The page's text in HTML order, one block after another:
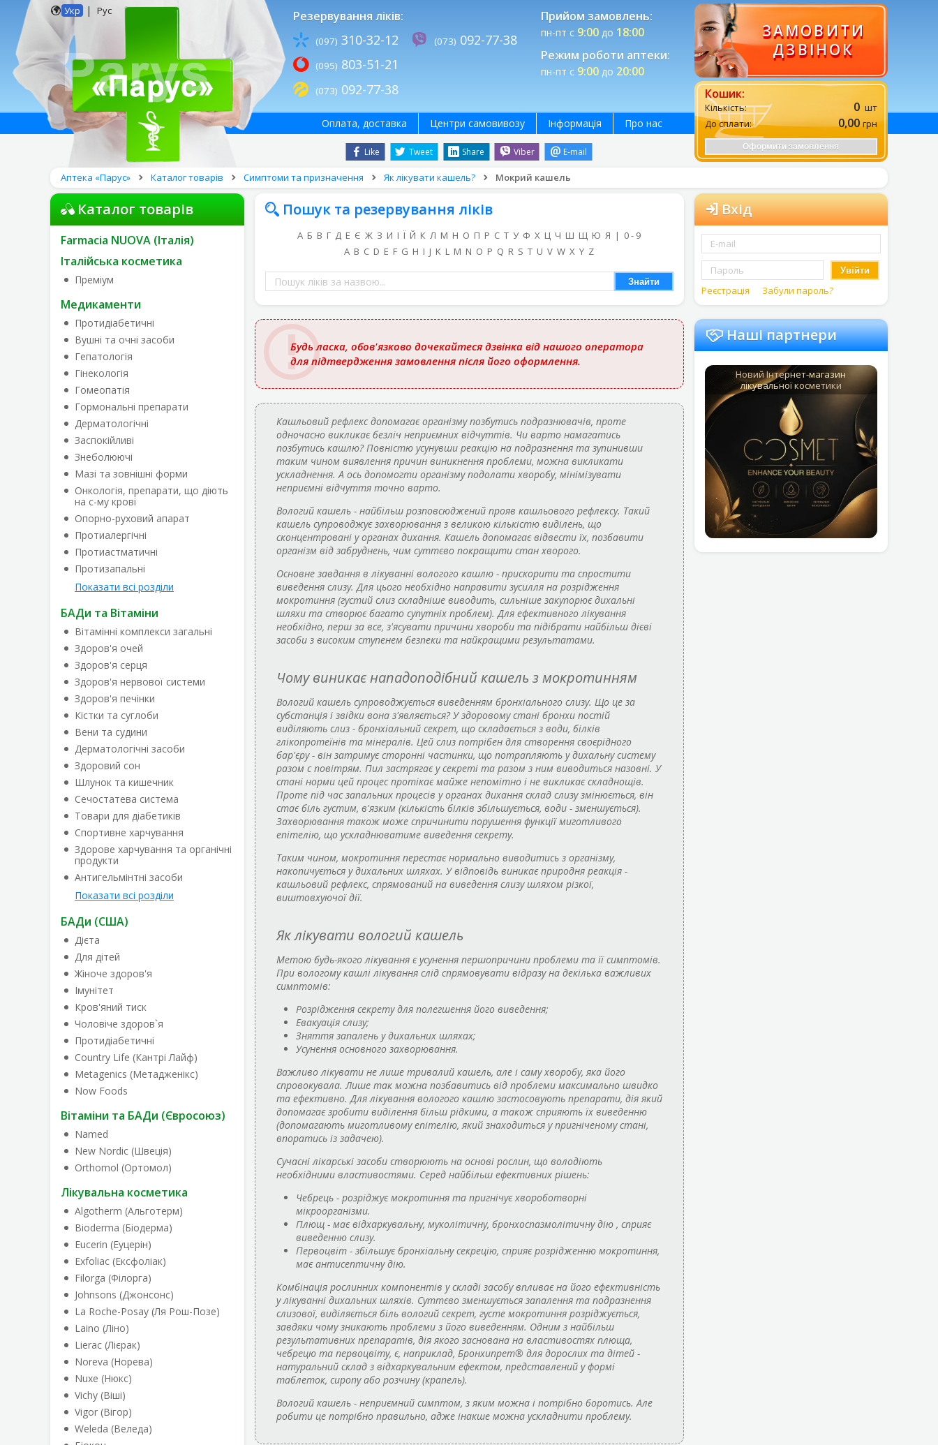
Укр | Рус Резервування ліків:
(097) 310-32-12
(095) 803-51-21
(073) 092-77-38
(073) 092-77-38
Прийом замовлень:
пн-пт с 9:00до 18:00
Режим роботи аптеки:
пн-пт с 9:00до 20:00
ЗАМОВИТИ
ДЗВІНОК
Кошик:
Кількість: 0 шт
До сплати:
0,00 грн
Оформити замовлення
Like Tweet Share Viber E-mail
Оплата, доставка Центри самовивозу Інформація Про нас
Аптека «Парус» Каталог товарів Симптоми та призначення Як лікувати кашель? Мокрий кашель
Каталог товарів
Farmacia NUOVA (Італія)
Італійська косметика
Преміум
Медикаменти
Протидіабетичні
Вушні та очні засоби
Гепатологія
Гінекологія
Гомеопатія
Гормональні препарати
Дерматологічні
Заспокійливі
Знеболюючі
Мазі та зовнішні форми
Онкологія, препарати, що діють
на с-му крові
Опорно-руховий апарат
Протиалергічні
Протиастматичні
Протизапальні
Показати всі розділи
БАДи та Вітаміни
Вітамінні комплекси загальні
Здоров'я очей
Здоров'я серця
Здоров'я нервової системи
Здоров'я печінки
Кістки та суглоби
Вени та судини
Дерматологічні засоби
Здоровий сон
Шлунок та кишечник
Сечостатева система
Товари для діабетиків
Спортивне харчування
Здорове харчування та органічні
продукти
Антигельмінтні засоби
Показати всі розділи
БАДи (США)
Дієта
Для дітей
Жіноче здоров'я
Імунітет
Кров'яний тиск
Чоловіче здоров`я
Протидіабетичні
Country Life (Кантрі Лайф)
Metagenics (Метадженікс)
Now Foods
Вітаміни та БАДи (Євросоюз)
Named
New Nordic (Швеція)
Orthomol (Ортомол)
Лікувальна косметика
Algotherm (Альготерм)
Bioderma (Біодерма)
Eucerin (Еуцерін)
Exfoliac (Ексфоліак)
Filorga (Філорга)
Johnsons (Джонсонс)
La Roche-Posay (Ля Рош-Позе)
Laino (Ліно)
Lierac (Лієрак)
Noreva (Норева)
Nuxe (Нюкс)
Vichy (Віші)
Vigor (Вігор)
Weleda (Веледа)
Пошук та резервування ліків
А Б В Г Д Е Є Ж З И І Ї Й К Л М Н О П Р С Т У Ф Х Ц Ч Ш Щ Ю Я | 0 - 9
A B C D E F G H I J K L M N O P Q R S T U V W X Y Z
Пошук
ліків
за
назвою
Знайти
Будь ласка, обов'язково дочекайтеся дзвінка від нашого оператора
для підтвердження замовлення після його оформлення.
Кашльовий рефлекс допомагає організму позбутись подразнювачів, проте
одночасно викликає безліч неприємних відчуттів. Чи варто намагатись
позбутись кашлю? Повністю усунувши реакцію на подразнення та зупинивши
таким чином виявлення причин виникнення проблеми, можна викликати
ускладнення. А ось допомогти організму подолати хворобу, мінімізувати
неприємні відчуття точно варто.
Вологий кашель - найбільш розповсюджений прояв кашльового рефлексу. Такий
кашель супроводжує захворювання з великою кількістю виділень, що
сконцентровані у органах дихання. Кашель допомагає відвести їх, позбавити
організм від забруднень, чим суттєво покращити стан хворого.
Основне завдання в лікуванні вологого кашлю - прискорити та спростити
виведення слизу. Для цього необхідно направити зусилля на розрідження
мокротиння (густий слиз складніше виводить, сильніше закупорює дихальні
шляхи та створює багато супутніх проблем). Для ефективного лікування
необхідно, перш за все, з'ясувати причини хвороби та підібрати найбільш дієві
засоби з високим ступенем безпеки та найкращими результатами.
Чому виникає нападоподібний кашель з мокротинням
Вологий кашель супроводжується виведенням бронхіального слизу. Що це за
субстанція і звідки вона з'являється? У здоровому стані бронхи постій
виділяють слиз - бронхіальний секрет, що складається з води, білків
глікопротеїнів та мінералів. Цей слиз потрібен для створення своєрідного
бар'єру - він затримує сторонні частинки, що потрапляють у дихальну систему
разом с повітрям. Пил застрягає у секреті та разом з ним виводиться назовні. У
стані норми цей процес протікає майже непомітно і не викликає складнощів.
Проте під час запальних процесів у органах дихання склад слизу змінюється, він
стає біль густим, в'язким (кількість білків збільшується, води - зменшується).
Захворювання також може спричинити порушення функції миготливого
епітелію, що ускладнюватиме виведення секрету.
Таким чином, мокротиння перестає нормально виводитись з організму,
накопичується у дихальних шляхах. У відповідь виникає природня реакція -
кашльовий рефлекс, спрямований на виведення слизу шляхом різкої,
виштовхуючої дії.
Як лікувати вологий кашель
Метою будь-якого лікування є усунення першопричини проблеми та її симптомів.
При вологому кашлі лікування слід спрямовувати відразу на декілька важливих
симптомів:
Розрідження секрету для полегшення його виведення;
Евакуація слизу;
Зняття запалень у дихальних шляхах;
Усунення основного захворювання.
Важливо лікувати не лише тривалий кашель, але і саму хворобу, яка його
спровокувала. Лише так можна позбавитись від проблеми максимально швидко
та ефективно. Для лікування вологого кашлю застосовують препарати, дія який
допомагає зробити виділення більш рідкими, а також сприяють їх виведенню
(допомагають миготливому епітелію, який знаходиться у пригніченому стані,
впоратись із задачею).
Сучасні лікарські засоби створюють на основі рослин, що володіють
необхідними властивостями. Серед найбільш ефективних рішень:
Чебрець - розріджує мокротиння та пригнічує хвороботворні
мікроорганізми.
Плющ - має відхаркувальну, муколітичну, бронхоспазмолітичну дію , сприяє
виведенню слизу.
Первоцвіт - збільшує бронхіальну секрецію, сприяє розрідженню мокротиння,
має антисептичну дію.
Комбінація рослинних компонентів у складі засобу впливає на його ефективність
у лікуванні дихальних шляхів. Суттєво зменшується запалення та подразнення
слизової, виділяється біль вологий секрет, густе мокротиння розріджується,
завдяки чому зникають проблеми з його виведенням. Одним з найбільш
результативних препаратів, дія якого заснована на властивостях плюща,
чебрецю та первоцвіту, є, наприклад, Бронхипрет® для дорослих та дітей -
натуральний склад з відхаркувальним ефектом, представлений у формі
таблеток, сиропу або розчину (крапель).
Вологий кашель - неприємний симптом, з яким можна і потрібно боротись. Але
робити це потрібно правильно, адже інакше можна ускладнити проблему.
Вхід
Увійти
Реєстрація Забули пароль?
Наші партнери
Новий Інтернет-магазин
лікувальної косметики